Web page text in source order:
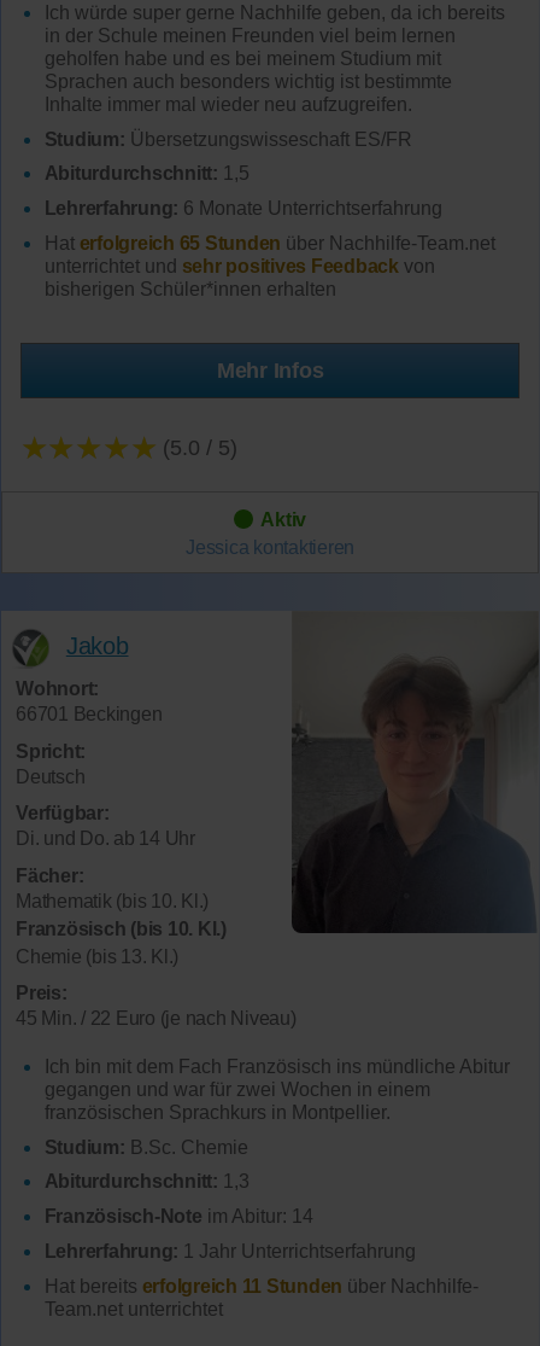
Ich würde super gerne Nachhilfe geben, da ich bereits
in der Schule meinen Freunden viel beim lernen
geholfen habe und es bei meinem Studium mit
Sprachen auch besonders wichtig ist bestimmte
Inhalte immer mal wieder neu aufzugreifen.
Studium: Übersetzungswisseschaft ES/FR
Abiturdurchschnitt: 1,5
Lehrerfahrung: 6 Monate Unterrichtserfahrung
Hat erfolgreich 65 Stunden über Nachhilfe-Team.net
unterrichtet und sehr positives Feedback von
bisherigen Schüler*innen erhalten
Mehr Infos
★★★★★ (5.0 / 5)
Aktiv
Jessica kontaktieren
Jakob
Wohnort:
66701 Beckingen
Spricht:
Deutsch
Verfügbar:
Di. und Do. ab 14 Uhr
Fächer:
Mathematik (bis 10. Kl.)
Französisch (bis 10. Kl.)
Chemie (bis 13. Kl.)
Preis:
45 Min. / 22 Euro (je nach Niveau)
Ich bin mit dem Fach Französisch ins mündliche Abitur
gegangen und war für zwei Wochen in einem
französischen Sprachkurs in Montpellier.
Studium: B.Sc. Chemie
Abiturdurchschnitt: 1,3
Französisch-Note im Abitur: 14
Lehrerfahrung: 1 Jahr Unterrichtserfahrung
Hat bereits erfolgreich 11 Stunden über Nachhilfe-
Team.net unterrichtet